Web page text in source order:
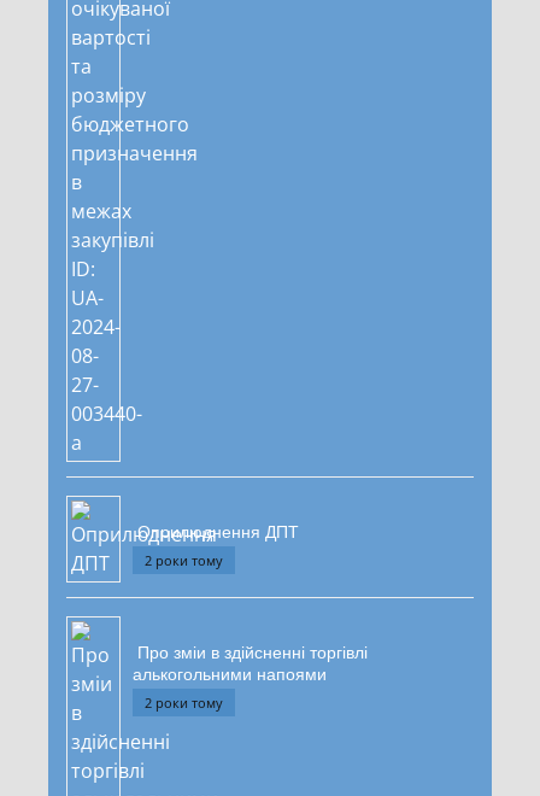
Оприлюднення ДПТ
2 роки тому
Про зміи в здійсненні торгівлі
алькогольними напоями
2 роки тому